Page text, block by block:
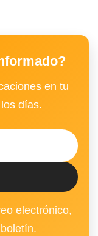
en tu
días.
electrónico,